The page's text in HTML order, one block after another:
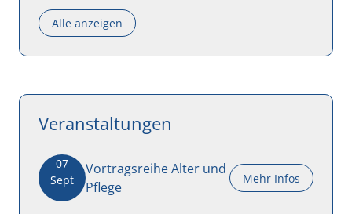
Alle anzeigen
Veranstaltungen
07
Sept
Vortragsreihe Alter und
Pflege
Mehr Infos